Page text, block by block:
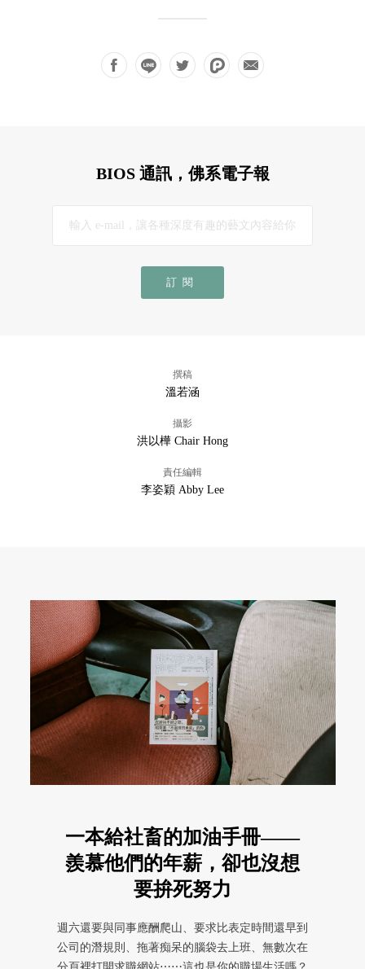
BIOS 通訊，佛系電子報
訂閱
撰稿
溫若涵
攝影
洪以樺 Chair Hong
責任編輯
李姿穎 Abby Lee
一本給社畜的加油手冊——
羨慕他們的年薪，卻也沒想
要拚死努力
週六還要與同事應酬爬山、要求比表定時間還早到
公司的潛規則、拖著痴呆的腦袋去上班、無數次在